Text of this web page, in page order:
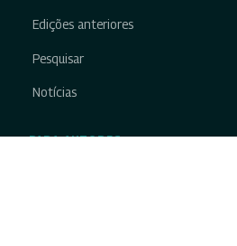
Edições anteriores
Pesquisar
Notícias
PARA AUTORES